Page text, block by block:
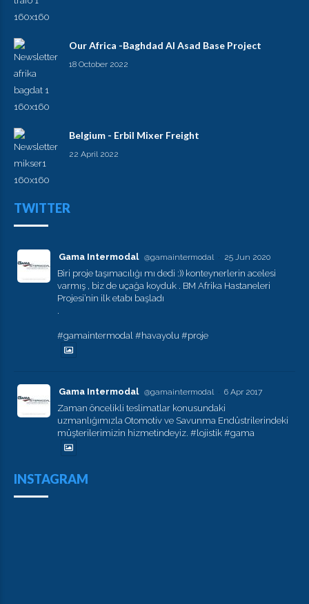
Our Africa -Baghdad Al Asad Base Project
18 October 2022
Belgium - Erbil Mixer Freight
22 April 2022
TWITTER
Gama Intermodal @gamaintermodal · 25 Jun 2020
Biri proje taşımacılığı mı dedi :)) konteynerlerin acelesi
varmış , biz de uçağa koyduk . BM Afrika Hastaneleri
Projesi’nin ilk etabı başladı
.
#gamaintermodal #havayolu #proje
Gama Intermodal @gamaintermodal · 6 Apr 2017
Zaman öncelikli teslimatlar konusundaki
uzmanlığımızla Otomotiv ve Savunma Endüstrilerindeki
müşterilerimizin hizmetindeyiz. #lojistik #gama
INSTAGRAM